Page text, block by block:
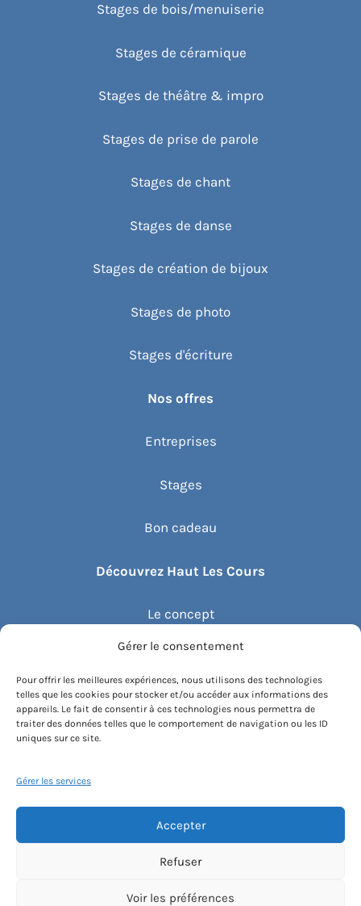
Gérer le consentement
Pour offrir les meilleures expériences, nous utilisons des technologies
telles que les cookies pour stocker et/ou accéder aux informations des
appareils. Le fait de consentir à ces technologies nous permettra de
traiter des données telles que le comportement de navigation ou les ID
uniques sur ce site.
Gérer les services
Accepter
Refuser
Voir les préférences
Stages de bois/menuiserie
Stages de céramique
Stages de théâtre & impro
Stages de prise de parole
Stages de chant
Stages de danse
Stages de création de bijoux
Stages de photo
Stages d'écriture
Nos offres
Entreprises
Stages
Bon cadeau
Découvrez Haut Les Cours
Le concept
Blog
Conditions générales de vente
Mentions légales
Politique de cookies